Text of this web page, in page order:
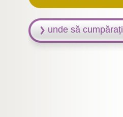
unde să cumpărați